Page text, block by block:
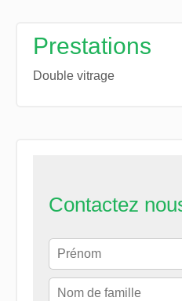
Prestations
Double vitrage
Contactez